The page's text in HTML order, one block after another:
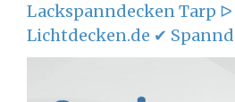
Lackspanndecken Tarp
Lichtdecken.de ✔